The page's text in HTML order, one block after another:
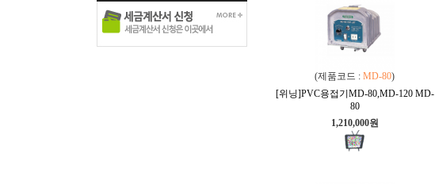
(제품코드 : MD-80)
[위닝]PVC용접기MD-80,MD-120 MD-
80
1,210,000원